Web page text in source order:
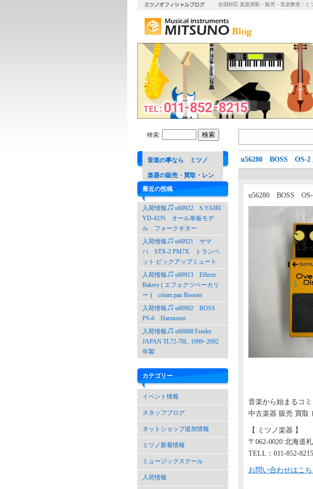
全国対応 楽器買取・販売・音楽教室 / ミ
u56280 BOSS OS-2
u56280 BOSS
音楽から始まるコミ
中古楽器 販売 買取
【 ミツノ楽器 】
〒062-0020 北海道
TELL：011-852-
お問い合わせはこち
検索:
音楽の事なら ミツノ
楽器の販売・買取・レン
タル 音楽教室
最近の投稿
入荷情報
u60922 S.YAIRI
YD-42/N オール単板モデ
ル フォークギター
入荷情報
u60921 ヤマ
ハ STX-2 PM7X トランペ
ット ピックアップミュート
入荷情報
u60913 Effects
Bakery ( エフェクツベーカリ
ー ) crèam pan Booster
入荷情報
u60902 BOSS
PS-6 Harmonist
入荷情報
u60888 Fender
JAPAN TL72-70L. 1999~2002
年製
カテゴリー
イベント情報
スタッフブログ
ネットショップ追加情報
ミツノ新着情報
ミュージックスクール
入荷情報